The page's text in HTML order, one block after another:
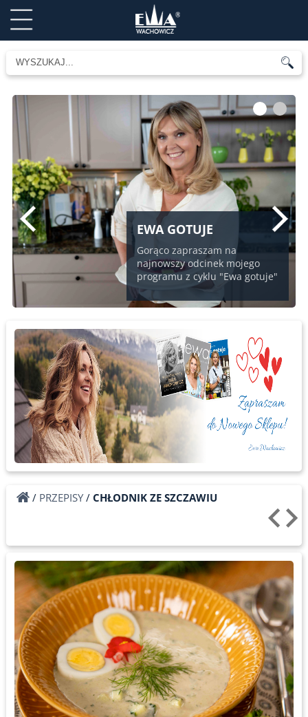
EWA GOTUJE
Gorąco zapraszam na
najnowszy odcinek mojego
programu z cyklu "Ewa gotuje"
1 2
/ PRZEPISY/ CHŁODNIK ZE SZCZAWIU